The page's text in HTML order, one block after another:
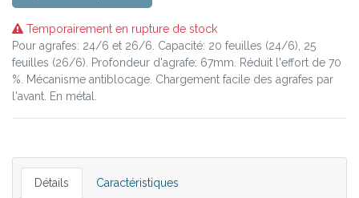
Temporairement en rupture de stock
Pour agrafes: 24/6 et 26/6. Capacité: 20 feuilles (24/6), 25
feuilles (26/6). Profondeur d'agrafe: 67mm. Réduit l'effort de 70
%. Mécanisme antiblocage. Chargement facile des agrafes par
l'avant. En métal.
Détails Caractéristiques